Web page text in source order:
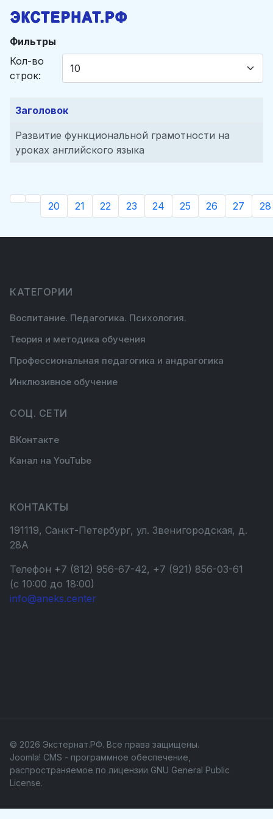
Фильтры
Кол-во
строк:
Заголовок
Развитие функциональной грамотности на
уроках английского языка
20 21 22 23 24 25 26 27 28
КАТЕГОРИИ
Воспитание. Педагогика. Психология.
Теория и методика обучения
Профессиональная педагогика и андрагогика
Инклюзивное обучение
СОЦ. СЕТИ
ВКонтакте
Канал на YouTube
КОНТАКТЫ
191119, Санкт-Петербург, ул. Звенигородская, д.
28А
Телефон +7 (812) 956-67-42, +7 (921) 856-03-61
(с 10:00 до 18:00)
info@aneks.center
© 2026 Экстернат.РФ. Все права защищены.
Joomla! CMS - программное обеспечение,
распространяемое по лицензии GNU General Public
License.